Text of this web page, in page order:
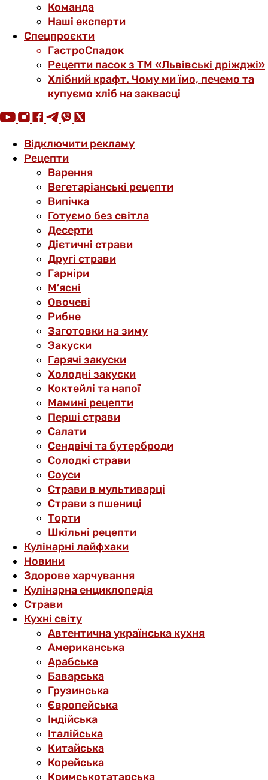
Команда
Наші експерти
Спецпроєкти
ГастроСпадок
Рецепти пасок з ТМ «Львівські дріжджі»
Хлібний крафт. Чому ми їмо, печемо та
купуємо хліб на заквасці
Відключити рекламу
Рецепти
Варення
Вегетаріанські рецепти
Випічка
Готуємо без світла
Десерти
Дієтичні страви
Другі страви
Гарніри
М’ясні
Овочеві
Рибне
Заготовки на зиму
Закуски
Гарячі закуски
Холодні закуски
Коктейлі та напої
Мамині рецепти
Перші страви
Салати
Сендвічі та бутерброди
Солодкі страви
Соуси
Страви в мультиварці
Страви з пшениці
Торти
Шкільні рецепти
Кулінарні лайфхаки
Новини
Здорове харчування
Кулінарна енциклопедія
Страви
Кухні світу
Автентична українська кухня
Американська
Арабська
Баварська
Грузинська
Європейська
Індійська
Італійська
Китайська
Корейська
Кримськотатарська